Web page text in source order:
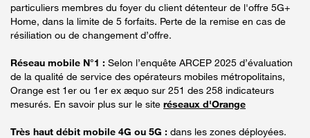
particuliers membres du foyer du client détenteur de l'offre 5G+
Home, dans la limite de 5 forfaits. Perte de la remise en cas de
résiliation ou de changement d’offre.
Réseau mobile N°1 : Selon l’enquête ARCEP 2025 d’évaluation
de la qualité de service des opérateurs mobiles métropolitains,
Orange est 1er ou 1er ex æquo sur 251 des 258 indicateurs
mesurés. En savoir plus sur le site réseaux d'Orange
Très haut débit mobile 4G ou 5G : dans les zones déployées.